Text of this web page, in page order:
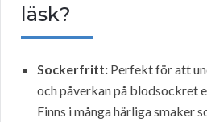
läsk?
Sockerfritt: Perfekt för att
och påverkan på blodsockret
Finns i många härliga smaker